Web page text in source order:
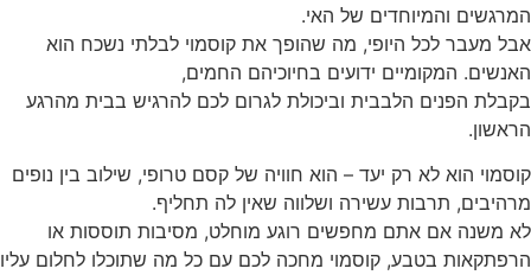
המרגשים והמיוחדים של האי.
אבל מעבר לכל היופי, מה שהופך את קוסמוי לבלתי נשכח הוא
האנשים. המקומיים ידועים בחיוכיהם החמים,
בקבלת הפנים הלבבית וביכולת לגרום לכם להרגיש בבית מהרגע
הראשון.
קוסמוי הוא לא רק יעד – הוא חוויה של קסם טרופי, שילוב בין נופים
מרהיבים, תרבות עשירה ושלווה שאין לה תחליף.
לא משנה אם אתם מחפשים רוגע מוחלט, מסיבות תוססות או
הרפתקאות בטבע, קוסמוי מחכה לכם עם כל מה שתוכלו לחלום עליו